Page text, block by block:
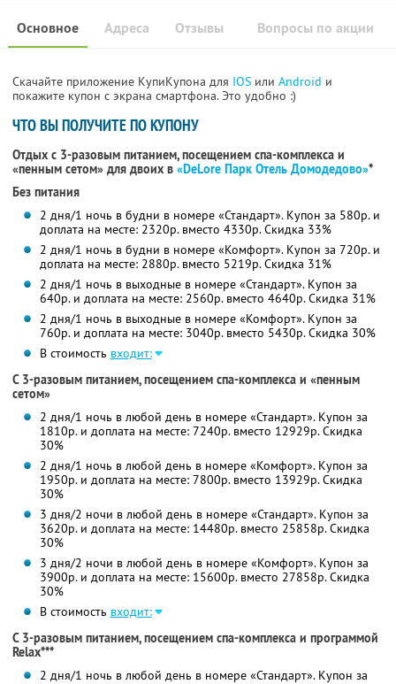
Основное Отзывы Вопросы по акции
Адреса
Скачайте приложение КупиКупона для IOS или Android и
покажите купон с экрана смартфона. Это удобно :)
ЧТО ВЫ ПОЛУЧИТЕ ПО КУПОНУ
Отдых с 3-разовым питанием, посещением спа-комплекса и
«пенным сетом» для двоих в «DeLore Парк Отель Домодедово»*
Без питания
2 дня/1 ночь в будни в номере «Стандарт». Купон за 580р. и
доплата на месте: 2320р. вместо 4330р. Скидка 33%
2 дня/1 ночь в будни в номере «Комфорт». Купон за 720р. и
доплата на месте: 2880р. вместо 5219р. Скидка 31%
2 дня/1 ночь в выходные в номере «Стандарт». Купон за
640р. и доплата на месте: 2560р. вместо 4640р. Скидка 31%
2 дня/1 ночь в выходные в номере «Комфорт». Купон за
760р. и доплата на месте: 3040р. вместо 5430р. Скидка 30%
В стоимость входит:
С 3-разовым питанием, посещением спа-комплекса и «пенным
сетом»
2 дня/1 ночь в любой день в номере «Стандарт». Купон за
1810р. и доплата на месте: 7240р. вместо 12929р. Скидка
30%
2 дня/1 ночь в любой день в номере «Комфорт». Купон за
1950р. и доплата на месте: 7800р. вместо 13929р. Скидка
30%
3 дня/2 ночи в любой день в номере «Стандарт». Купон за
3620р. и доплата на месте: 14480р. вместо 25858р. Скидка
30%
3 дня/2 ночи в любой день в номере «Комфорт». Купон за
3900р. и доплата на месте: 15600р. вместо 27858р. Скидка
30%
В стоимость входит:
С 3-разовым питанием, посещением спа-комплекса и программой
Relax***
2 дня/1 ночь в любой день в номере «Стандарт». Купон за